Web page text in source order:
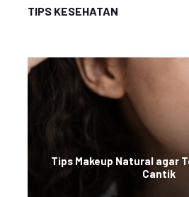
TIPS KESEHATAN
Tips Makeup Natural agar
Cantik